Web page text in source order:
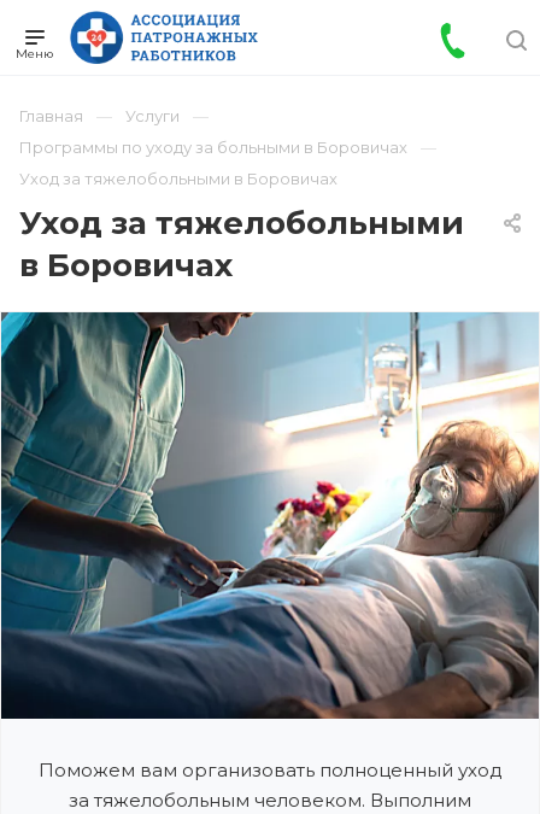
Главная
Услуги
Программы по уходу за больными в Боровичах
Уход за тяжелобольными в Боровичах
Уход за тяжелобольными
в Боровичах
Поможем вам организовать полноценный уход
за тяжелобольным человеком. Выполним